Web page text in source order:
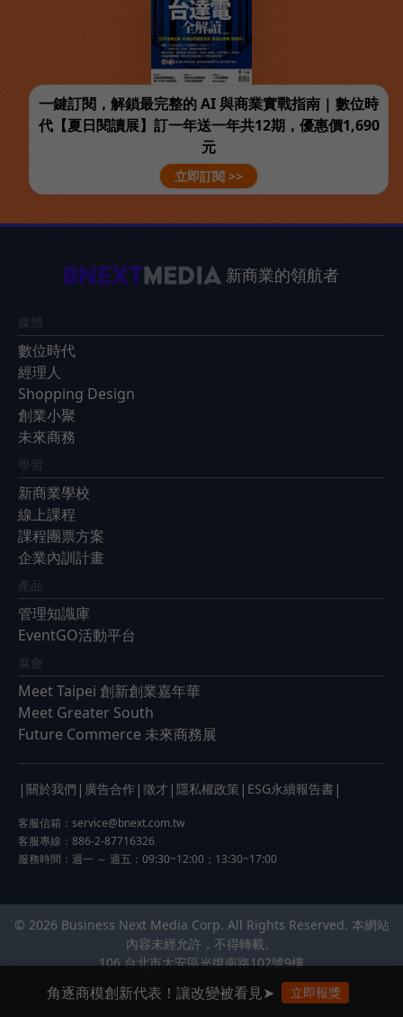
一鍵訂閱，解鎖最完整的 AI 與商業實戰指南 | 數位時
代【夏日閱讀展】訂一年送一年共12期，優惠價1,690
元
立即訂閱 >>
新商業的領航者
媒體
數位時代
經理人
Shopping Design
創業小聚
未來商務
學習
新商業學校
線上課程
課程團票方案
企業內訓計畫
產品
管理知識庫
EventGO活動平台
展會
Meet Taipei 創新創業嘉年華
Meet Greater South
Future Commerce 未來商務展
| 關於我們 | 廣告合作 | 徵才 | 隱私權政策 | ESG永續報告書 |
客服信箱： service@bnext.com.tw
客服專線：886-2-87716326
服務時間：週一 ～ 週五：09:30~12:00；13:30~17:00
© 2026 Business Next Media Corp. All Rights Reserved. 本網站
內容未經允許，不得轉載。
106 台北市大安區光復南路102號9樓
角逐商模創新代表！讓改變被看見➤ 立即報獎